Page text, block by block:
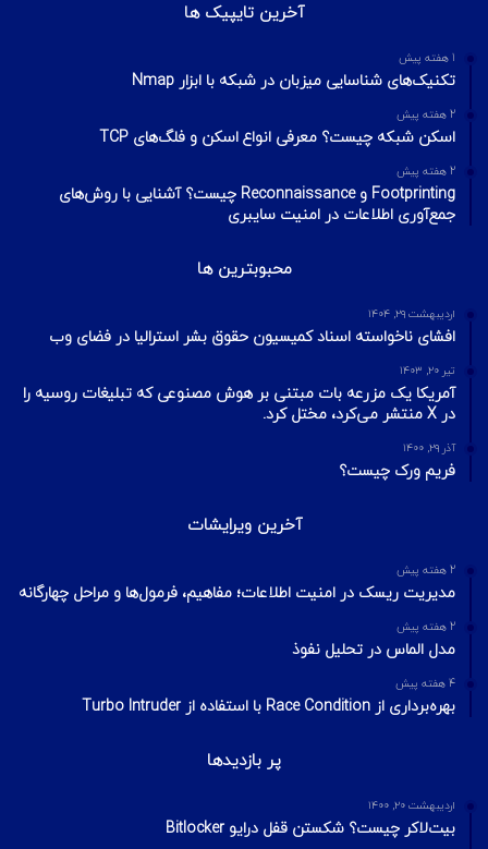
آخرین تایپیک ها
1 هفته پیش
تکنیک‌های شناسایی میزبان در شبکه با ابزار Nmap
2 هفته پیش
اسکن شبکه چیست؟ معرفی انواع اسکن و فلگ‌های TCP
2 هفته پیش
Footprinting و Reconnaissance چیست؟ آشنایی با روش‌های
جمع‌آوری اطلاعات در امنیت سایبری
محبوبترین ها
اردیبهشت ۲۹, ۱۴۰۴
افشای ناخواسته اسناد کمیسیون حقوق بشر استرالیا در فضای وب
تیر ۲۰, ۱۴۰۳
آمریکا یک مزرعه بات مبتنی بر هوش مصنوعی که تبلیغات روسیه را
در X منتشر می‌کرد، مختل کرد.
آذر ۲۹, ۱۴۰۰
فریم ورک چیست؟
آخرین ویرایشات
2 هفته پیش
مدیریت ریسک در امنیت اطلاعات؛ مفاهیم، فرمول‌ها و مراحل چهارگانه
2 هفته پیش
مدل الماس در تحلیل نفوذ
4 هفته پیش
بهره‌برداری از Race Condition با استفاده از Turbo Intruder
پر بازدیدها
اردیبهشت ۲۰, ۱۴۰۰
بیت‌لاکر چیست؟ شکستن قفل درایو Bitlocker